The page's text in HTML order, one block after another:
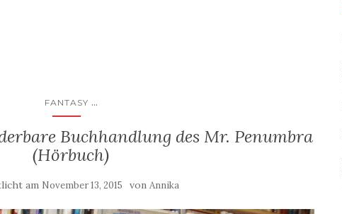
FANTASY ...
Buchhandlung des Mr. Penumbra
(Hörbuch)
am November 13, 2015 von Annika